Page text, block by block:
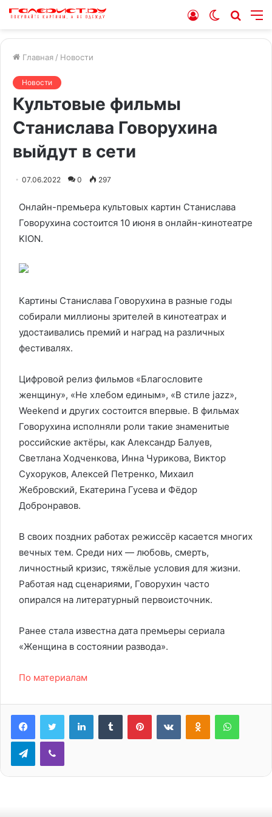
Switch
Войти
Главная / Новости
Новости
Культовые фильмы
Станислава Говорухина
выйдут в сети
07.06.2022 0 297
Онлайн-премьера культовых картин Станислава
Говорухина состоится 10 июня в онлайн-кинотеатре
KION.
Картины Станислава Говорухина в разные годы
собирали миллионы зрителей в кинотеатрах и
удостаивались премий и наград на различных
фестивалях.
Цифровой релиз фильмов «Благословите
женщину», «Не хлебом единым», «В стиле jazz»,
Weekend и других состоится впервые. В фильмах
Говорухина исполняли роли такие знаменитые
российские актёры, как Александр Балуев,
Светлана Ходченкова, Инна Чурикова, Виктор
Сухоруков, Алексей Петренко, Михаил
Жебровский, Екатерина Гусева и Фёдор
Добронравов.
В своих поздних работах режиссёр касается многих
вечных тем. Среди них — любовь, смерть,
личностный кризис, тяжёлые условия для жизни.
Работая над сценариями, Говорухин часто
опирался на литературный первоисточник.
Ранее стала известна дата премьеры сериала
«Женщина в состоянии развода».
По материалам
LinkedInTumblr PinterestВконтактеОдноклассники
TelegramViber